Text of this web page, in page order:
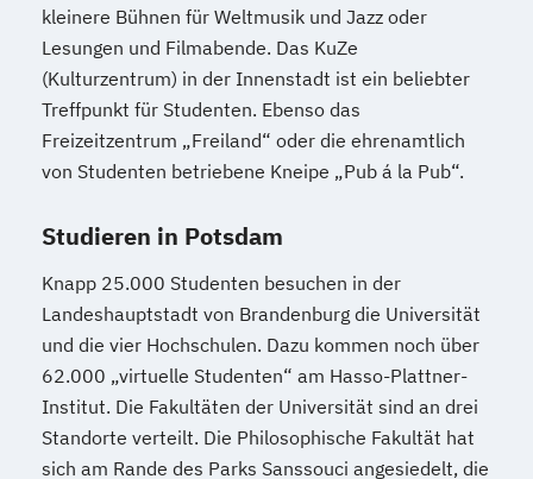
kleinere Bühnen für Weltmusik und Jazz oder
Lesungen und Filmabende. Das KuZe
(Kulturzentrum) in der Innenstadt ist ein beliebter
Treffpunkt für Studenten. Ebenso das
Freizeitzentrum „Freiland“ oder die ehrenamtlich
von Studenten betriebene Kneipe „Pub á la Pub“.
Studieren in Potsdam
Knapp 25.000 Studenten besuchen in der
Landeshauptstadt von Brandenburg die Universität
und die vier Hochschulen. Dazu kommen noch über
62.000 „virtuelle Studenten“ am Hasso-Plattner-
Institut. Die Fakultäten der Universität sind an drei
Standorte verteilt. Die Philosophische Fakultät hat
sich am Rande des Parks Sanssouci angesiedelt, die